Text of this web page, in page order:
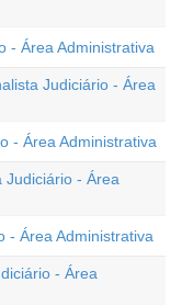
- Área Administrativa
Judiciário - Área
- Área Administrativa
Judiciário - Área
- Área Administrativa
- Área